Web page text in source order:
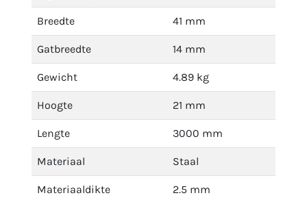
Breedte 41 mm
Gatbreedte 14 mm
Gewicht 4.89 kg
Hoogte 21 mm
Lengte 3000 mm
Materiaal Staal
Materiaaldikte 2.5 mm